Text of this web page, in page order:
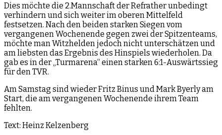
Dies möchte die 2.Mannschaft der Refrather unbedingt
verhindern und sich weiter im oberen Mittelfeld
festsetzen. Nach den beiden starken Siegen vom
vergangenen Wochenende gegen zwei der Spitzenteams,
möchte man Witzhelden jedoch nicht unterschätzen und
am liebsten das Ergebnis des Hinspiels wiederholen. Da
gab es in der „Turmarena“ einen starken 6:1-Auswärtssieg
für den TVR.
Am Samstag sind wieder Fritz Binus und Mark Byerly am
Start, die am vergangenen Wochenende ihrem Team
fehlten.
Text: Heinz Kelzenberg